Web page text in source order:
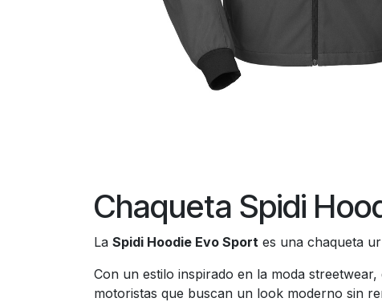
Chaqueta Spidi
La Spidi Hoodie Evo Sport es una chaqueta
Con un estilo inspirado en la moda
motoristas que buscan un look moderno sin